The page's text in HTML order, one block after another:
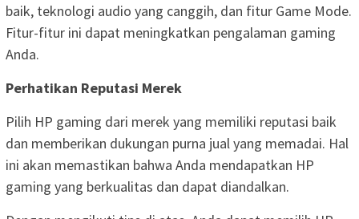
baik, teknologi audio yang canggih, dan fitur Game Mode.
Fitur-fitur ini dapat meningkatkan pengalaman gaming
Anda.
Perhatikan Reputasi Merek
Pilih HP gaming dari merek yang memiliki reputasi baik
dan memberikan dukungan purna jual yang memadai. Hal
ini akan memastikan bahwa Anda mendapatkan HP
gaming yang berkualitas dan dapat diandalkan.